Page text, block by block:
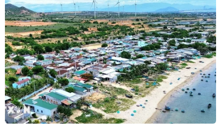
công nghiệp phát triển nhanh, hiện đại
21/05/2026 09:52
Tỉnh Đồng Tháp quán triệt nguyên tắc phát triển "Toàn
diện-trọng tâm-kết nối-bứt phá và phát triển bền vững"
trong triển khai các nhiệm vụ, giải pháp trên mọi lĩnh
vực, địa bàn.